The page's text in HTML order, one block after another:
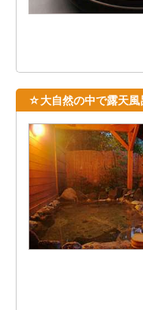
☆大自然の中で露天風